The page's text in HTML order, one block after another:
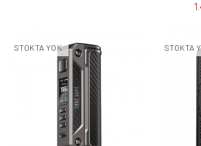
STOKTA YOK STOKTA